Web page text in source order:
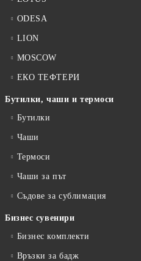
ODESA
LION
MOSCOW
ЕКО ТЕФТЕРИ
Бутилки, чаши и термоси
Бутилки
Чаши
Термоси
Чаши за път
Съдове за сублимация
Бизнес сувенири
Бизнес комплекти
Връзки за бадж